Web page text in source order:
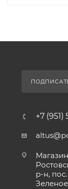
+7 (951)
р-н,